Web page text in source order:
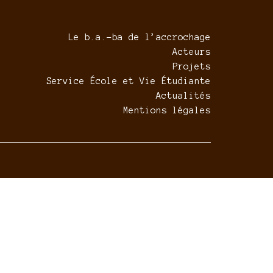
Le b.a.-ba de l’accrochage
Acteurs
Projets
Service École et Vie Étudiante
Actualités
Mentions légales